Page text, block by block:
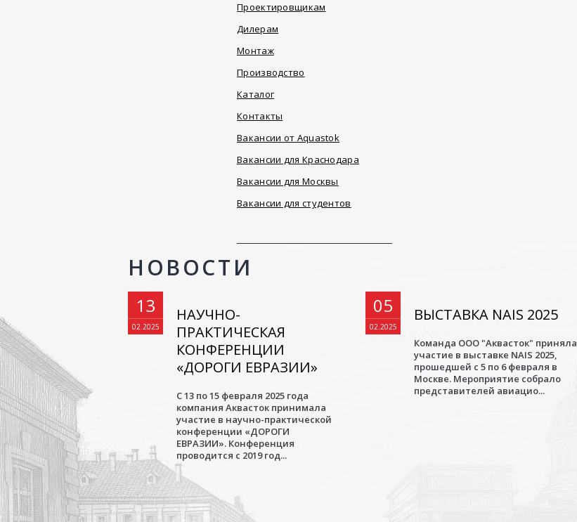
Проектировщикам
Дилерам
Монтаж
Производство
Каталог
Контакты
Вакансии от Aquastok
Вакансии для Краснодара
Вакансии для Москвы
Вакансии для студентов
НОВОСТИ
13
02.2025
НАУЧНО-
ПРАКТИЧЕСКАЯ
КОНФЕРЕНЦИИ
«ДОРОГИ ЕВРАЗИИ»
С 13 по 15 февраля 2025 года
компания Аквасток принимала
участие в научно-практической
конференции «ДОРОГИ
ЕВРАЗИИ». Конференция
проводится с 2019 год...
05
02.2025
ВЫСТАВКА NAIS 2025
Команда ООО "Аквасток" приняла
участие в выставке NAIS 2025,
прошедшей с 5 по 6 февраля в
Москве. Мероприятие собрало
представителей авиацио...